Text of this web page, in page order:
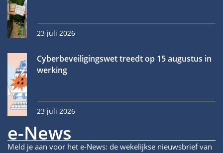
23 juli 2026
Cyberbeveiligingswet treedt op 15 augustus in
werking
23 juli 2026
e-News
Meld je aan voor het e-News: de wekelijkse nieuwsbrief van